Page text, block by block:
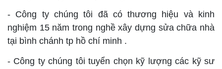
- Công ty chúng tôi đã có thương hiệu và kinh
nghiệm 15 năm trong nghề xây dựng sửa chữa nhà
tại bình chánh tp hồ chí minh .
- Công ty chúng tôi tuyển chọn kỹ lượng các kỹ sư